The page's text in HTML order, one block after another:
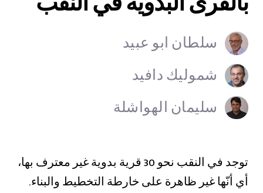
سلطان ابو عبيد
شموليك دافيد
سليمان الهواشلة
توجد في النقب نحو 30 قرية بدوية غير معترف بها،
أي أنّها غير ظاهرة على خارطة التخطيط والبناء.